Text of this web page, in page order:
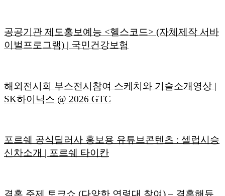
공공기관 제도홍보예능 <헬스코드> (자체제작 서바
이벌프로그램) | 국민건강보험
해외전시회 부스전시참여 스케치와 기술소개영상 |
SK하이닉스 @ 2026 GTC
포르쉐 공식딜러사 홍보용 유튜브콘텐츠 : 셀럽시승
신차소개 | 포르쉐 타이칸
결혼 주제 토크쇼 (다양한 연령대 참여) – 결혼해듀